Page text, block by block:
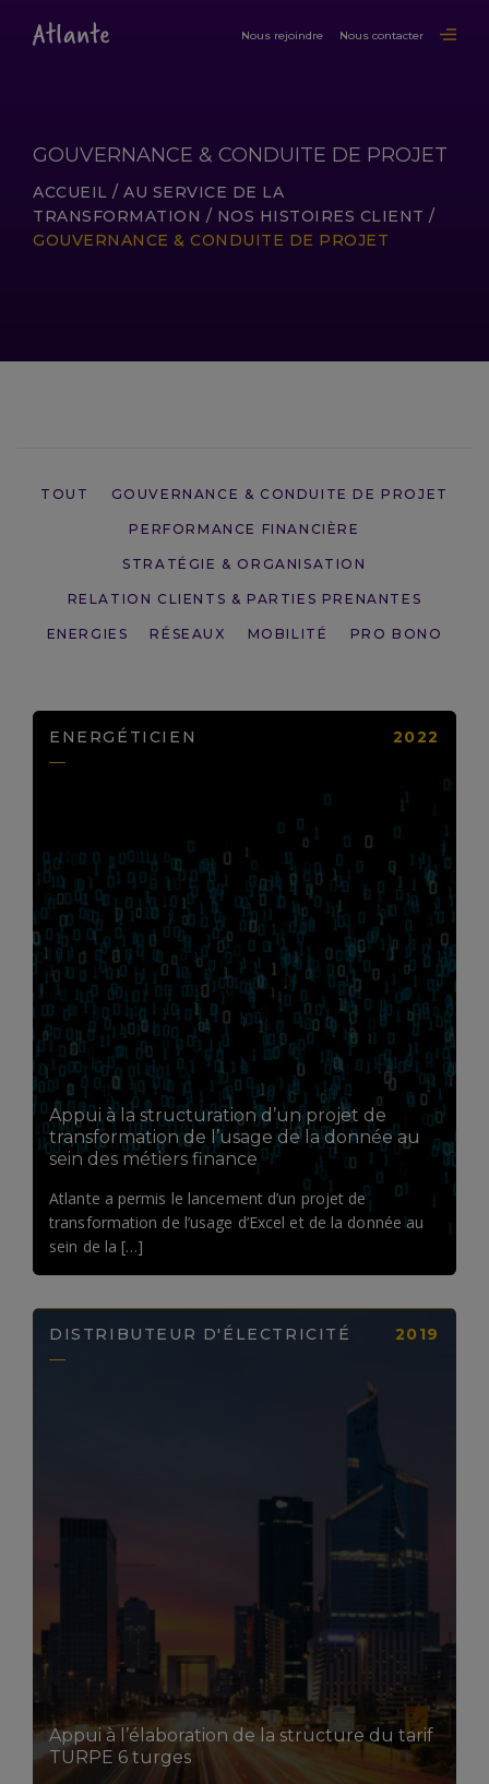
Nous rejoindre Nous contacter
GOUVERNANCE & CONDUITE DE PROJET
ACCUEIL / AU SERVICE DE LA
TRANSFORMATION / NOS HISTOIRES CLIENT /
GOUVERNANCE & CONDUITE DE PROJET
TOUT GOUVERNANCE & CONDUITE DE PROJET
PERFORMANCE FINANCIÈRE
STRATÉGIE & ORGANISATION
RELATION CLIENTS & PARTIES PRENANTES
ENERGIES RÉSEAUX MOBILITÉ PRO BONO
ENERGÉTICIEN 2022
Appui à la structuration d’un projet de
transformation de l’usage de la donnée au
sein des métiers finance
Atlante a permis le lancement d’un projet de
transformation de l’usage d’Excel et de la donnée au
sein de la […]
DISTRIBUTEUR D'ÉLECTRICITÉ 2019
Appui à l’élaboration de la structure du tarif
TURPE 6 turges
LIRE LA SUITE